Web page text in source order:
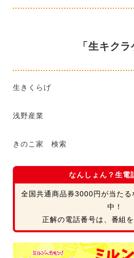
「生キクラ
生きくらげ
浅野産業
きのこ家 検索
なんしょん？生電
全国共通商品券3000円が当た
中！
正解の電話番号は、番組